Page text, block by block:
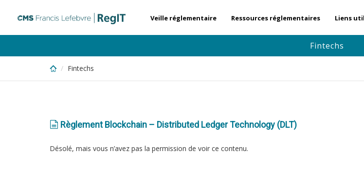
content
Veille réglementaire Ressources réglementaires Liens
Fintechs
Fintechs
Règlement Blockchain – Distributed Ledger Technology (DLT)
Désolé, mais vous n’avez pas la permission de voir ce contenu.